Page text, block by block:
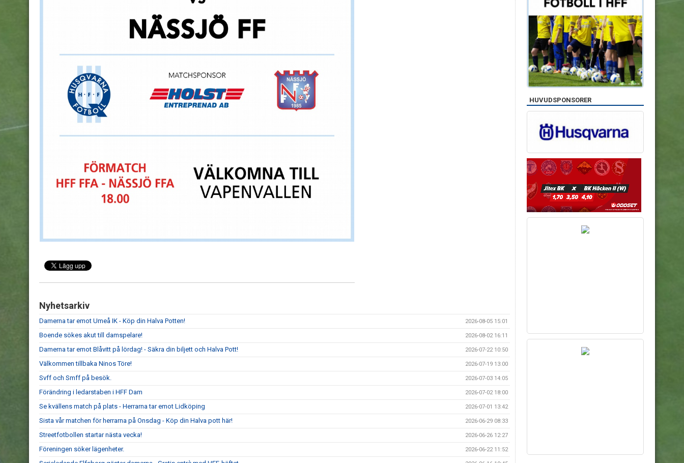
Nyhetsarkiv
Damerna tar emot Umeå IK - Köp din Halva Potten! 2026-08-05 15:01
Boende sökes akut till damspelare! 2026-08-02 16:11
Damerna tar emot Blåvitt på lördag! - Säkra din biljett och Halva Pott! 2026-07-22 10:50
Välkommen tillbaka Ninos Töre! 2026-07-19 13:00
Svff och Smff på besök. 2026-07-03 14:05
Förändring i ledarstaben i HFF Dam 2026-07-02 18:00
Se kvällens match på plats - Herrarna tar emot Lidköping 2026-07-01 13:42
Sista vår matchen för herrarna på Onsdag - Köp din Halva pott här! 2026-06-29 08:33
Streetfotbollen startar nästa vecka! 2026-06-26 12:27
Föreningen söker lägenheter. 2026-06-22 11:52
HUVUDSPONSORER